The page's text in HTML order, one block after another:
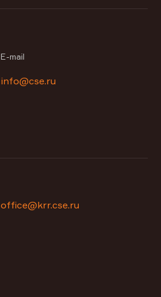
E-mail
info@cse.ru
office@krr.cse.ru